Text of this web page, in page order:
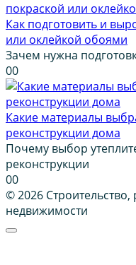
Как подготовить и
или оклейкой обоями
Зачем нужна
00
Какие материалы
реконструкции дома
Почему выбор
реконструкции
00
© 2026
недвижимости